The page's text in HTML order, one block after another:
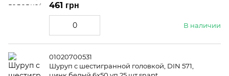
В наличии
461 грн
01020700531
Шуруп с шестигранной головкой, DIN 571,